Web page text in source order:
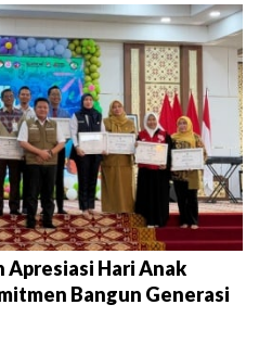
Apresiasi Hari Anak
Bangun Generasi